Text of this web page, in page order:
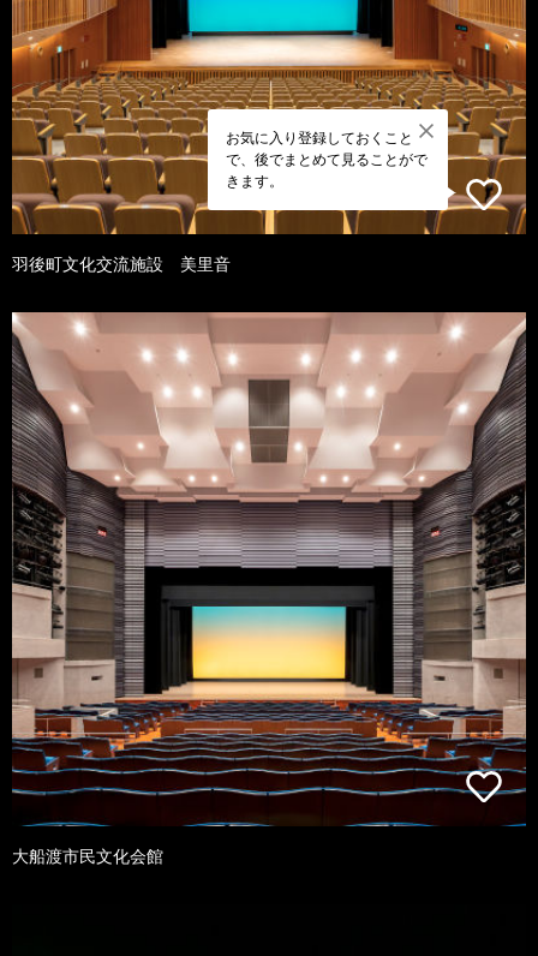
お気に入り登録しておくこと
で、後でまとめて見ることがで
きます。
羽後町文化交流施設 美里音
大船渡市民文化会館